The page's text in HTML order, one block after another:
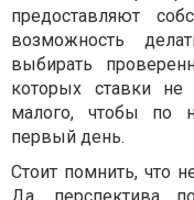
предоставляют
возможность
выбирать
которых ставки
малого, чтобы по
первый день.
Стоит помнить, что